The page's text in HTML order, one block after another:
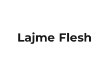
Lajme Flesh